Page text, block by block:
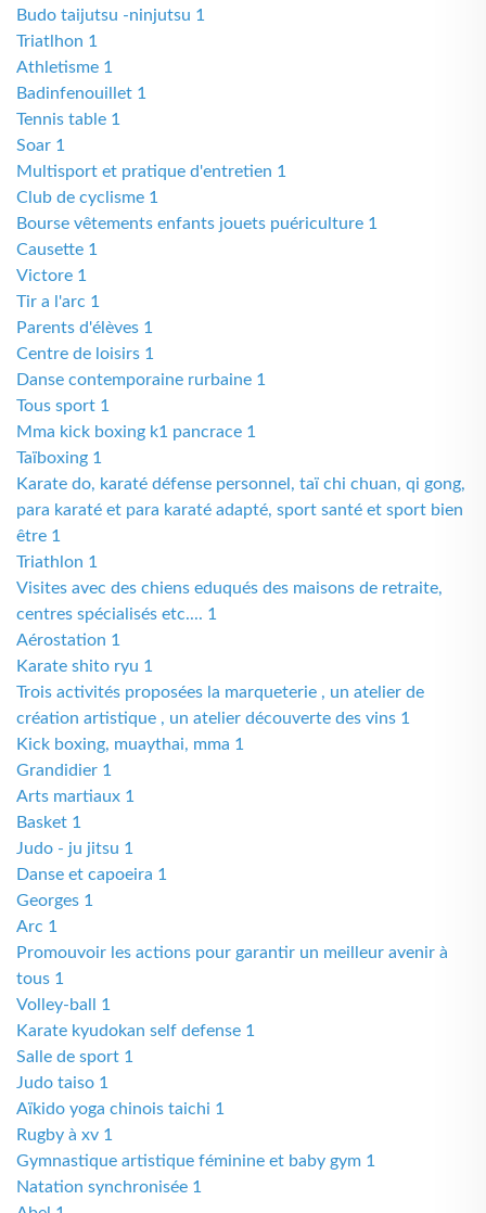
Budo taijutsu -ninjutsu 1
Triatlhon 1
Athletisme 1
Badinfenouillet 1
Tennis table 1
Soar 1
Multisport et pratique d'entretien 1
Club de cyclisme 1
Bourse vêtements enfants jouets puériculture 1
Causette 1
Victore 1
Tir a l'arc 1
Parents d'élèves 1
Centre de loisirs 1
Danse contemporaine rurbaine 1
Tous sport 1
Mma kick boxing k1 pancrace 1
Taïboxing 1
Karate do, karaté défense personnel, taï chi chuan, qi gong,
para karaté et para karaté adapté, sport santé et sport bien
être 1
Triathlon 1
Visites avec des chiens eduqués des maisons de retraite,
centres spécialisés etc.... 1
Aérostation 1
Karate shito ryu 1
Trois activités proposées la marqueterie , un atelier de
création artistique , un atelier découverte des vins 1
Kick boxing, muaythai, mma 1
Grandidier 1
Arts martiaux 1
Basket 1
Judo - ju jitsu 1
Danse et capoeira 1
Georges 1
Arc 1
Promouvoir les actions pour garantir un meilleur avenir à
tous 1
Volley-ball 1
Karate kyudokan self defense 1
Salle de sport 1
Judo taiso 1
Aïkido yoga chinois taichi 1
Rugby à xv 1
Gymnastique artistique féminine et baby gym 1
Natation synchronisée 1